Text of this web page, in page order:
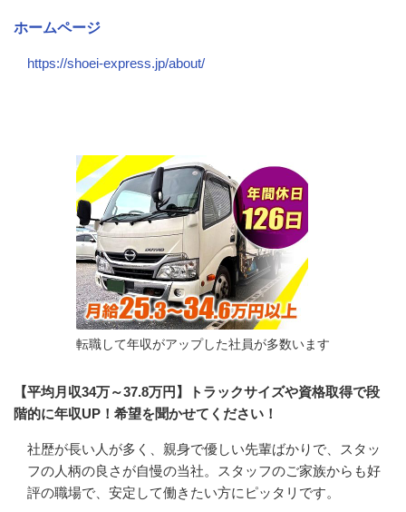
ホームページ
https://shoei-express.jp/about/
転職して年収がアップした社員が多数います
【平均月収34万～37.8万円】トラックサイズや資格取得で段
階的に年収UP！希望を聞かせてください！
社歴が長い人が多く、親身で優しい先輩ばかりで、スタッ
フの人柄の良さが自慢の当社。スタッフのご家族からも好
評の職場で、安定して働きたい方にピッタリです。